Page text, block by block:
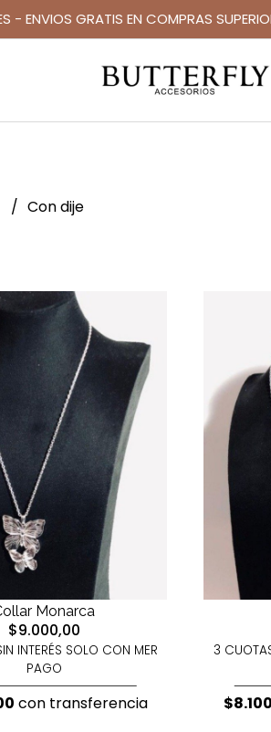
- ENVIOS GRATIS EN COMPRAS
Con dije
Monarca
$9.000,00
INTERÉS SOLO CON MER
PAGO
con transferencia
3